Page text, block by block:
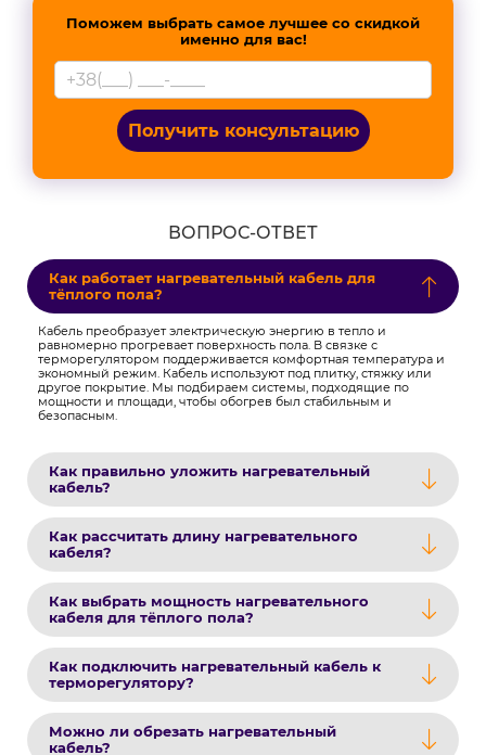
Поможем выбрать самое лучшее со скидкой
именно для вас!
Получить консультацию
ВОПРОС-ОТВЕТ
Как работает нагревательный кабель для
тёплого пола?
Кабель преобразует электрическую энергию в тепло и
равномерно прогревает поверхность пола. В связке с
терморегулятором поддерживается комфортная температура и
экономный режим. Кабель используют под плитку, стяжку или
другое покрытие. Мы подбираем системы, подходящие по
мощности и площади, чтобы обогрев был стабильным и
безопасным.
Как правильно уложить нагревательный
кабель?
Как рассчитать длину нагревательного
кабеля?
Как выбрать мощность нагревательного
кабеля для тёплого пола?
Как подключить нагревательный кабель к
терморегулятору?
Можно ли обрезать нагревательный
кабель?